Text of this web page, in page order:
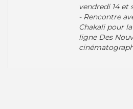
vendredi 14 et
- Rencontre
Chakali pour
ligne Des